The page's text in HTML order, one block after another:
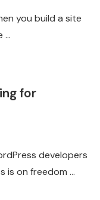
you build a site
…
for
developers
is on freedom …